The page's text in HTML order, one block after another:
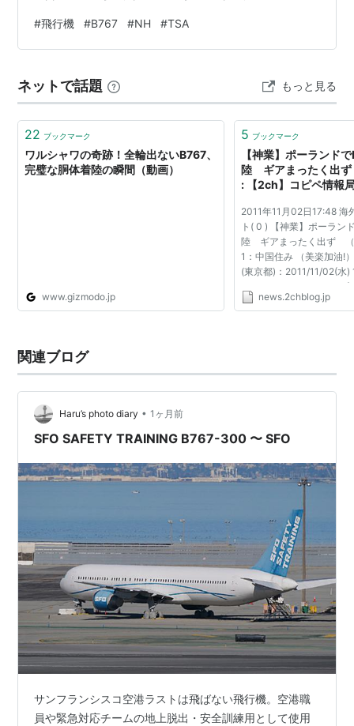
#飛行機 #B767 #NH #TSA
ネットで話題 もっと見る
22 ブックマーク
ワルシャワの奇跡！全輪出ないB767、
完璧な胴体着陸の瞬間（動画）
www.gizmodo.jp
5 ブックマーク
【神業】ポーランド
陸 ギアまったく出
: 【2ch】コピペ情報
2011年11月02日17:48 海
ト( 0 ) 【神業】ポーラン
陸 ギアまったく出ず （
1：中国住み （美楽加油!
(東京都)：2011/11/02(水)
ID:Iseoomw90● あわや
麗なランディングで回避
news.2chblog.jp
関連ブログ
Haru’s photo diary • 1ヶ月前
SFO SAFETY TRAINING B767-300 〜 SFO
サンフランシスコ空港ラストは飛ばない飛行機。空港職
員や緊急対応チームの地上脱出・安全訓練用として使用